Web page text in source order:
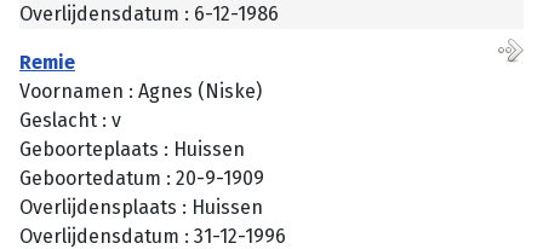
Overlijdensdatum : 6-12-1986
Remie
Voornamen : Agnes (Niske)
Geslacht : v
Geboorteplaats : Huissen
Geboortedatum : 20-9-1909
Overlijdensplaats : Huissen
Overlijdensdatum : 31-12-1996